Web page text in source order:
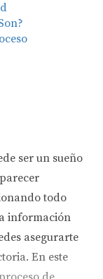
ser un sueño
todo
información
asegurarte
En este